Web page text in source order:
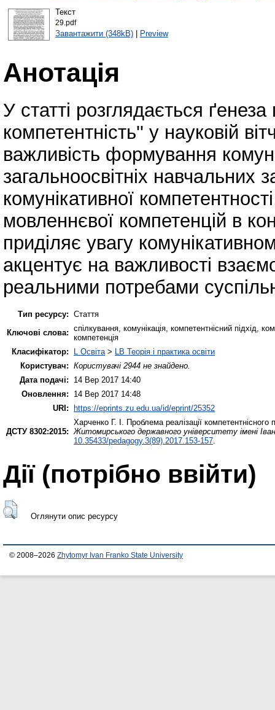
Текст
29.pdf
Завантажити (348kB)| Preview
Анотація
У статті розглядається
компетентність'' у науковій
важливість формування
загальноосвітніх навчальних
комунікативної
мовленнєвої компетенцій в
приділяє увагу
акцентує на важливості
реальними потребами
Тип ресурсу: Стаття
Ключові слова: спілкування, комунікація, компетентнісний підхід,
компетенція
Класифікатор:
L Освіта > LB Теорія і практика освіти
Користувач: Користувачі 2944 не знайдено.
Дата подачі:
14 Вер 2017 14:40
Оновлення:
14 Вер 2017 14:48
URI: https://eprints.zu.edu.ua/id/eprint/25352
ДСТУ 8302:2015:
Харченко Г. І.
Проблема реалізації
Житомирського державного університету імені
10.35433/pedagogy.3(89).2017.153-157
Дії ​​(потрібно ввійти)
Оглянути опис ресурсу
© 2008–2026 Zhytomyr Ivan Franko State University